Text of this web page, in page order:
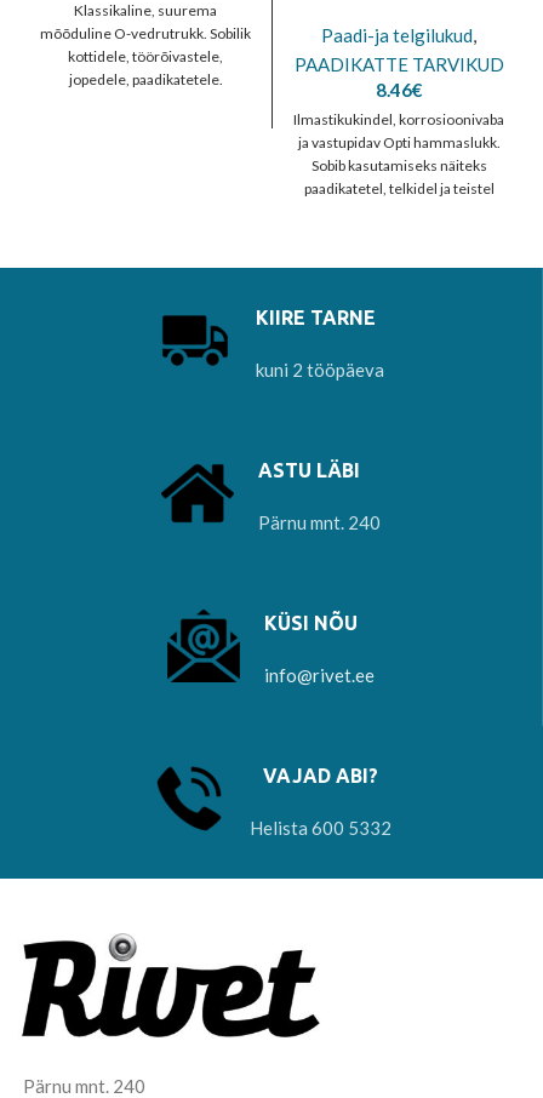
6.43€
through
11.91€
Klassikaline, suurema
mõõduline O-vedrutrukk. Sobilik
kottidele, töörõivastele,
jopedele, paadikatetele.
Paadi-ja telgilukud,
PAADIKATTE TARVIKUD
8.46€
Ilmastikukindel, korrosioonivaba
ja vastupidav Opti hammaslukk.
Sobib kasutamiseks näiteks
paadikatetel, telkidel ja teistel
KIIRE TARNE
kuni 2 tööpäeva
ASTU LÄBI
Pärnu mnt. 240
KÜSI NÕU
info@rivet.ee
VAJAD ABI?
Helista 600 5332
Pärnu mnt. 240